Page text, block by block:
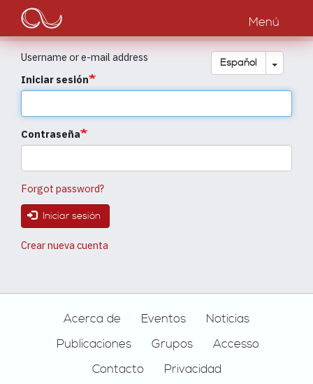
Pasar
contenido
principal
Main
navigation
Menú
Español Toggle
Username or e-mail address
Iniciar sesión
Contraseña
Forgot password?
Iniciar sesión
Crear nueva cuenta
Acerca de Eventos
Noticias
Publicaciones
Grupos
Accesso
Contacto
Privacidad